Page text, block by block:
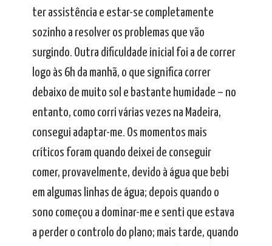
ter assistência e estar-se completamente
sozinho a resolver os problemas que vão
surgindo. Outra dificuldade inicial foi a de correr
logo às 6h da manhã, o que significa correr
debaixo de muito sol e bastante humidade – no
entanto, como corri várias vezes na Madeira,
consegui adaptar-me. Os momentos mais
críticos foram quando deixei de conseguir
comer, provavelmente, devido à água que bebi
em algumas linhas de água; depois quando o
sono começou a dominar-me e senti que estava
a perder o controlo do plano; mais tarde, quando